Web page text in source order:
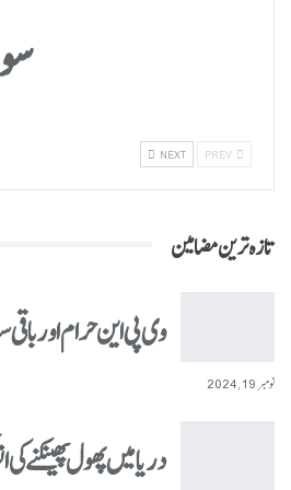
NEXT
تازہ ترین مضامین
وی پی این حرام اور
نومبر 19, 2024
دریا میں پھول پھینکنے